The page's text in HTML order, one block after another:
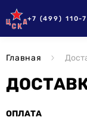
+7 (499) 110-
Главная
ОПЛАТА